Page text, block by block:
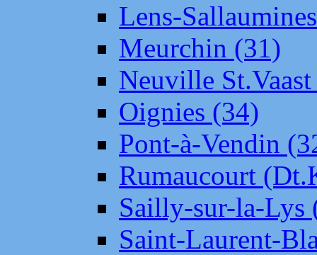
Lens-
Meurchin (31)
Neuville
Oignies (34)
Pont-à-Vendin
Rumaucourt
Sailly-sur-la-Lys
Saint-Laurent-